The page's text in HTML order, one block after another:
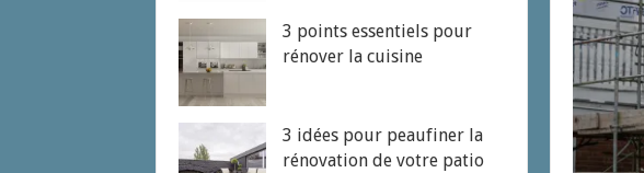
3 points essentiels pour
rénover la cuisine
3 idées pour peaufiner la
rénovation de votre patio